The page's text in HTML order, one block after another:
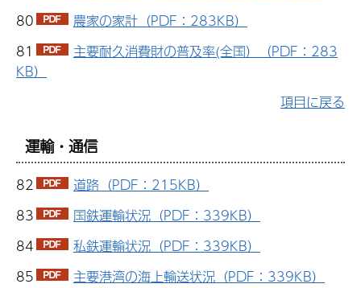
80
農家の家計（PDF：283KB）
81
主要耐久消費財の普及率(全国）（PDF：283
KB）
項目に戻る
運輸・通信
82
道路（PDF：215KB）
83
国鉄運輸状況（PDF：339KB）
84
私鉄運輸状況（PDF：339KB）
85
主要港湾の海上輸送状況（PDF：339KB）